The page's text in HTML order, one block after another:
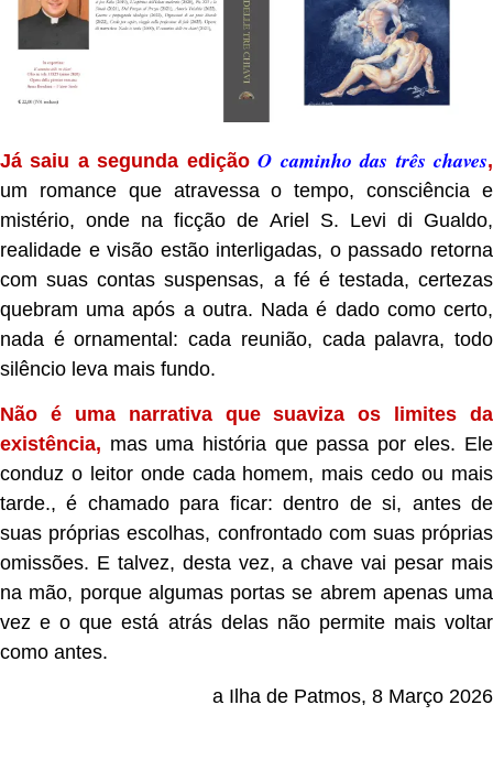
Já saiu a segunda ediçãoO caminho das três chaves,
um romance que atravessa o tempo, consciência e
mistério, onde na ficção de Ariel S. Levi di Gualdo,
realidade e visão estão interligadas, o passado retorna
com suas contas suspensas, a fé é testada, certezas
quebram uma após a outra. Nada é dado como certo,
nada é ornamental: cada reunião, cada palavra, todo
silêncio leva mais fundo.
Não é uma narrativa que suaviza os limites da
existência, mas uma história que passa por eles. Ele
conduz o leitor onde cada homem, mais cedo ou mais
tarde., é chamado para ficar: dentro de si, antes de
suas próprias escolhas, confrontado com suas próprias
omissões. E talvez, desta vez, a chave vai pesar mais
na mão, porque algumas portas se abrem apenas uma
vez e o que está atrás delas não permite mais voltar
como antes.
a Ilha de Patmos, 8 Março 2026